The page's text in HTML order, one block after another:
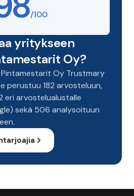
/100
yritykseen
Oy?
Oy Trustmary
perustuu 182 arvosteluun,
eri arvostelualustalle
sekä 506 analysoituun